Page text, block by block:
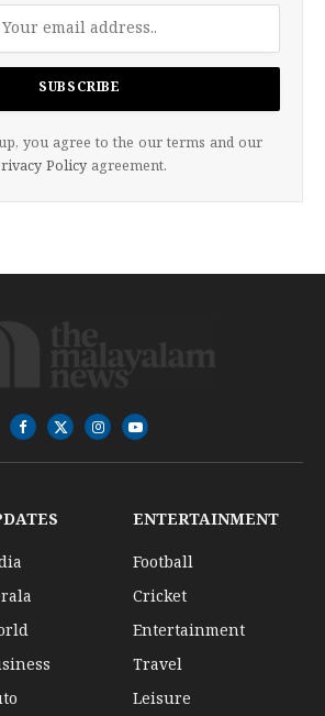
you agree to the our terms and our
Policy agreement.
Facebook
X
(Twitter)
InstagramYouTube
ENTERTAINMENT
Football
Cricket
Entertainment
Travel
Leisure